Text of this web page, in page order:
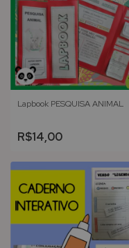
Lapbook PESQUISA ANIMAL
R$14,00